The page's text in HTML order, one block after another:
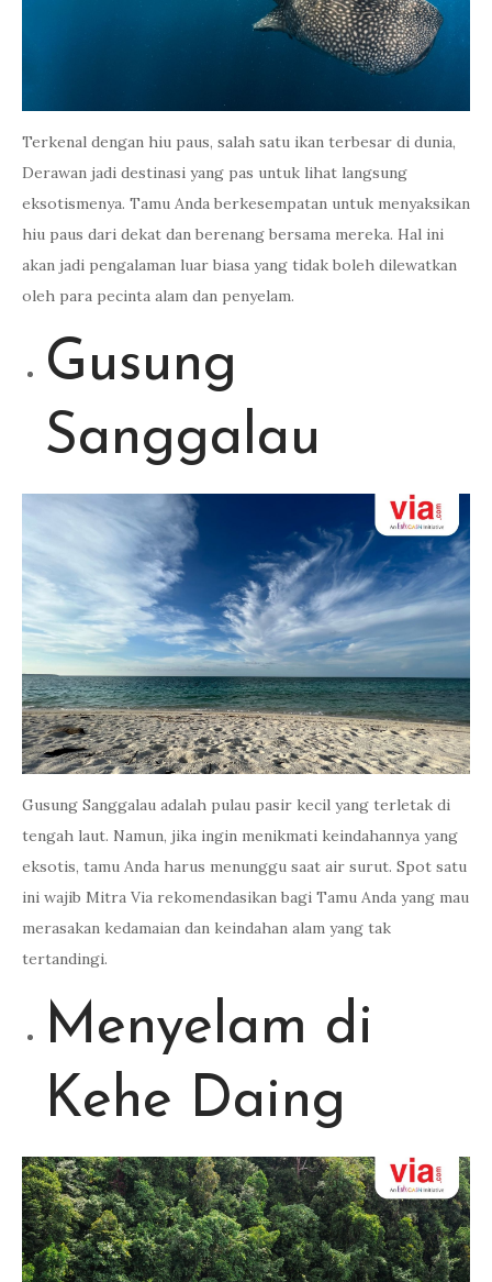
Terkenal dengan hiu paus, salah satu ikan terbesar di dunia,
Derawan jadi destinasi yang pas untuk lihat langsung
eksotismenya. Tamu Anda berkesempatan untuk menyaksikan
hiu paus dari dekat dan berenang bersama mereka. Hal ini
akan jadi pengalaman luar biasa yang tidak boleh dilewatkan
oleh para pecinta alam dan penyelam.
Gusung
Sanggalau
Gusung Sanggalau adalah pulau pasir kecil yang terletak di
tengah laut. Namun, jika ingin menikmati keindahannya yang
eksotis, tamu Anda harus menunggu saat air surut. Spot satu
ini wajib Mitra Via rekomendasikan bagi Tamu Anda yang mau
merasakan kedamaian dan keindahan alam yang tak
tertandingi.
Menyelam di
Kehe Daing